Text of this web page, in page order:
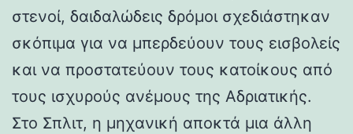
στενοί, δαιδαλώδεις δρόμοι σχεδιάστηκαν
σκόπιμα για να μπερδεύουν τους εισβολείς
και να προστατεύουν τους κατοίκους από
τους ισχυρούς ανέμους της Αδριατικής.
Στο Σπλιτ, η μηχανική αποκτά μια άλλη